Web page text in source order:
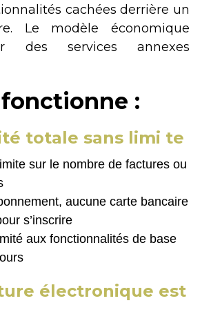
cachées derrière un
Le modèle économique
des services annexes
:
totale sans limi te
sur le nombre de factures ou
aucune carte bancaire
s’inscrire
aux fonctionnalités de base
électronique est